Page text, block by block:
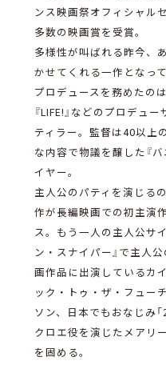
ンス映画祭オフィシャル
多数の映画賞を受賞。
多様性が叫ばれる昨今、
かせてくれる一作となって
プロデュースを務めたの
『LIFE!』などのプロデュ
ティラー。監督は40以上
な内容で物議を醸した『
イヤー。
主人公のパティを演じる
作が長編映画での初主演
ス。もう一人の主人公サ
ン・スナイパー』で主人
画作品に出演しているカ
ック・トゥ・ザ・フュー
ソン、日本でもおなじみ「
クロエ役を演じたメアリ
を固める。